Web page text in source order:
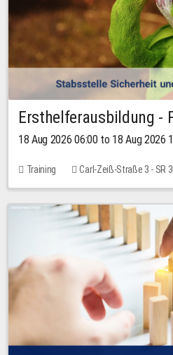
Ersthelferausbildung -
18 Aug 2026 06:00 to 18 Aug 2026
Training Carl-Zeiß-Straße 3 - SR